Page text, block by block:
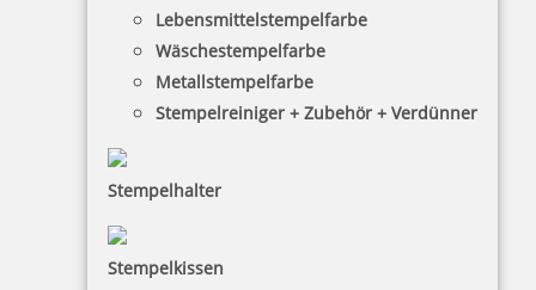
Lebensmittelstempelfarbe
Wäschestempelfarbe
Metallstempelfarbe
Stempelreiniger + Zubehör + Verdünner
Stempelhalter
Stempelkissen
HINWEISE